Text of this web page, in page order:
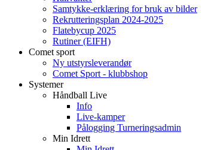
Samtykke-erklæring for bruk av bilder
Rekrutteringsplan 2024-2025
Flatebycup 2025
Rutiner (EIFH)
Comet sport
Ny utstyrsleverandør
Comet Sport - klubbshop
Systemer
Håndball Live
Info
Live-kamper
Pålogging Turneringsadmin
Min Idrett